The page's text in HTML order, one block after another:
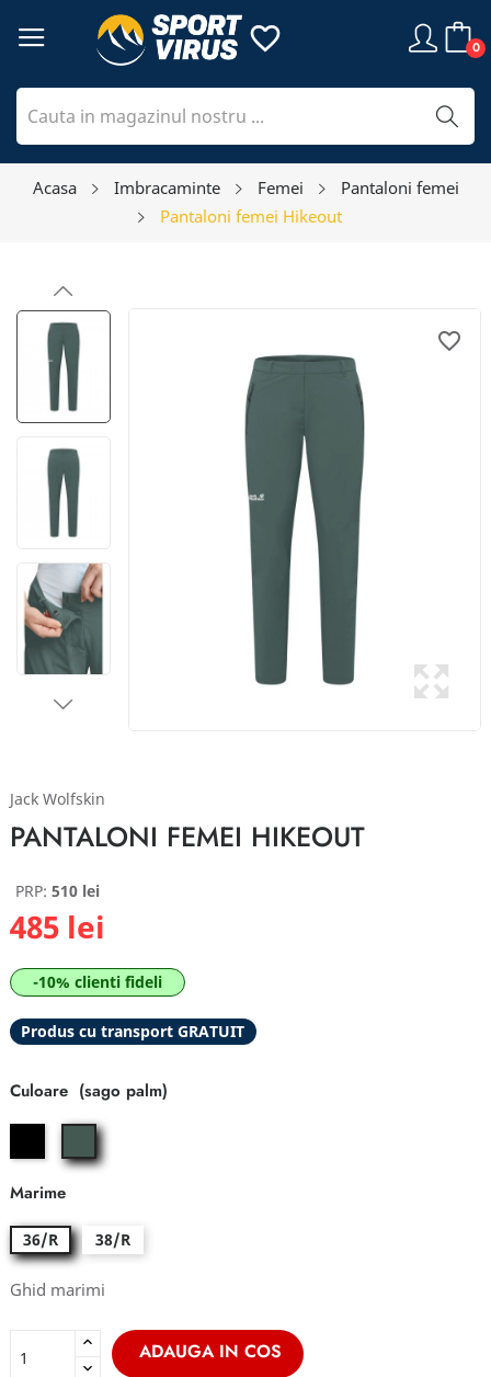
0
favorite_border
Acasa Imbracaminte Femei
Pantaloni femei
Pantaloni femei Hikeout
favorite_border
Jack Wolfskin
PANTALONI FEMEI HIKEOUT
PRP: 510 lei
485 lei
-10% clienti fideli
Produs cu transport GRATUIT
Culoare
black
sago
palm
Marime
36/R 38/R
Ghid marimi
ADAUGA IN COS